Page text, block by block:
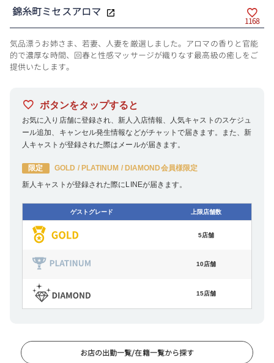
錦糸町ミセスアロマ
1168
気品漂うお姉さま、若妻、人妻を厳選しました。アロマの香りと官能
的で濃厚な時間、回春と性感マッサージが織りなす最高級の癒しをご
提供いたします。
ボタンをタップすると
お気に入り店舗に登録され、新人入店情報、人気キャストのスケジュ
ール追加、キャンセル発生情報などがチャットで届きます。また、新
人キャストが登録された際はメールが届きます。
限定
GOLD / PLATINUM / DIAMOND会員様限定
新人キャストが登録された際にLINEが届きます。
ゲストグレード 上限店舗数
5店舗
10店舗
15店舗
お店の出勤一覧/在籍一覧から探す